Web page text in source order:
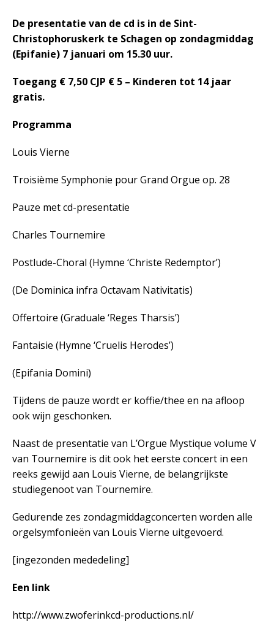
De presentatie van de cd is in de Sint-
Christophoruskerk te Schagen op zondagmiddag
(Epifanie) 7 januari om 15.30 uur.
Toegang € 7,50 CJP € 5 – Kinderen tot 14 jaar
gratis.
Programma
Louis Vierne
Troisième Symphonie pour Grand Orgue op. 28
Pauze met cd-presentatie
Charles Tournemire
Postlude-Choral (Hymne ‘Christe Redemptor’)
(De Dominica infra Octavam Nativitatis)
Offertoire (Graduale ‘Reges Tharsis’)
Fantaisie (Hymne ‘Cruelis Herodes’)
(Epifania Domini)
Tijdens de pauze wordt er koffie/thee en na afloop
ook wijn geschonken.
Naast de presentatie van L’Orgue Mystique volume V
van Tournemire is dit ook het eerste concert in een
reeks gewijd aan Louis Vierne, de belangrijkste
studiegenoot van Tournemire.
Gedurende zes zondagmiddagconcerten worden alle
orgelsymfonieën van Louis Vierne uitgevoerd.
[ingezonden mededeling]
Een link
http://www.zwoferinkcd-productions.nl/